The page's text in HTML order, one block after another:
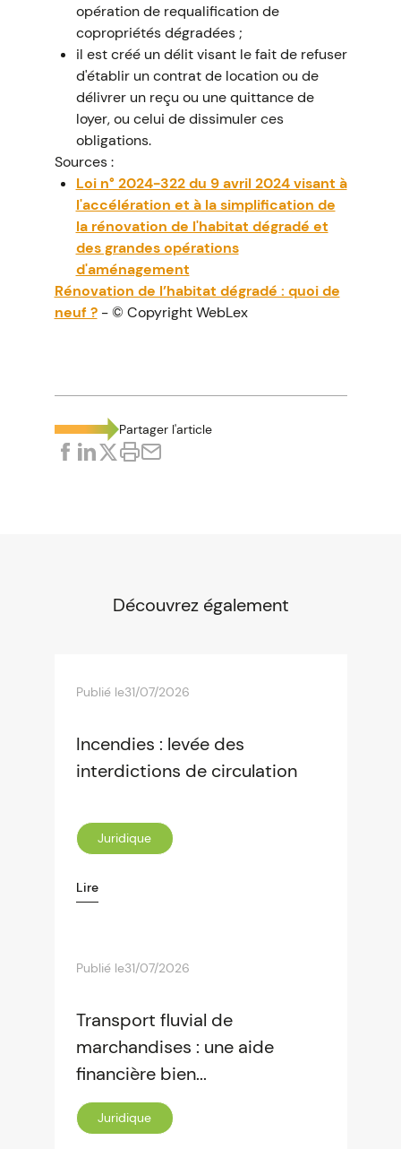
opération de requalification de
copropriétés dégradées ;
il est créé un délit visant le fait de refuser
d'établir un contrat de location ou de
délivrer un reçu ou une quittance de
loyer, ou celui de dissimuler ces
obligations.
Sources :
Loi n° 2024-322 du 9 avril 2024 visant à
l'accélération et à la simplification de
la rénovation de l'habitat dégradé et
des grandes opérations
d'aménagement
Rénovation de l’habitat dégradé : quoi de
neuf ?- © Copyright WebLex
Partager l'article
Découvrez également
Publié le31/07/2026
Incendies : levée des
interdictions de circulation
Juridique
Lire
Publié le31/07/2026
Transport fluvial de
marchandises : une aide
financière bien...
Juridique